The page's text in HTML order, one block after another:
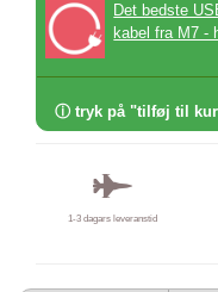
Det bedste
kabel fra M7 -
ⓘ tryk på "tilføj til
1-3 dagars leveranstid